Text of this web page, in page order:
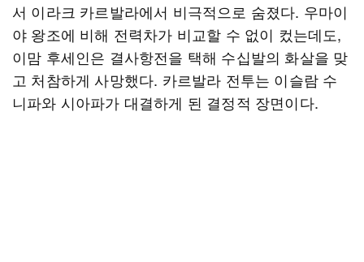
서 이라크 카르발라에서 비극적으로 숨졌다. 우마이
야 왕조에 비해 전력차가 비교할 수 없이 컸는데도,
이맘 후세인은 결사항전을 택해 수십발의 화살을 맞
고 처참하게 사망했다. 카르발라 전투는 이슬람 수
니파와 시아파가 대결하게 된 결정적 장면이다.